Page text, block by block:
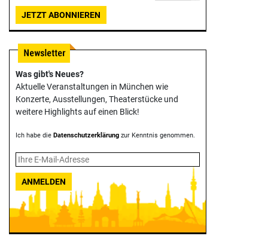
JETZT ABONNIEREN
Was gibt's Neues?
Aktuelle Veranstaltungen in München wie
Konzerte, Ausstellungen, Theater­stücke und
weitere Highlights auf einen Blick!
Ich habe die Datenschutzerklärung zur Kenntnis genommen.
ANMELDEN